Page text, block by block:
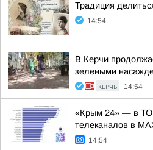
Традиция
14:54
В Керчи
зелеными
КЕРЧЬ 14:54
«Крым 24» — в
телеканалов в
14:54